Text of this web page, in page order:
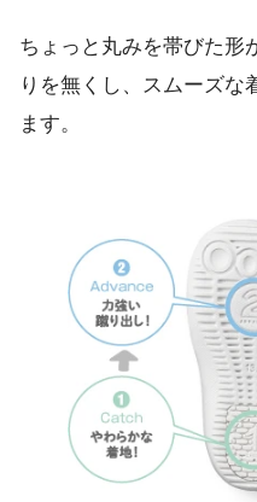
ちょっと丸みを帯びた形
りを無くし、スムーズな
ます。